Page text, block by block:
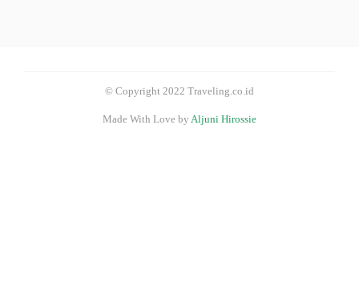
© Copyright 2022 Traveling.co.id
Made With Love by Aljuni Hirossie